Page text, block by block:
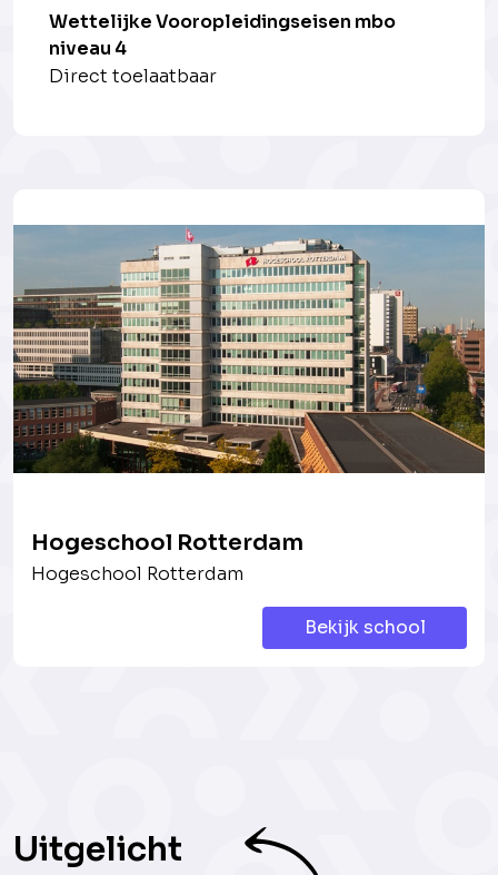
Wettelijke Vooropleidingseisen mbo
niveau 4
Direct toelaatbaar
Hogeschool Rotterdam
Hogeschool Rotterdam
Bekijk school
Uitgelicht